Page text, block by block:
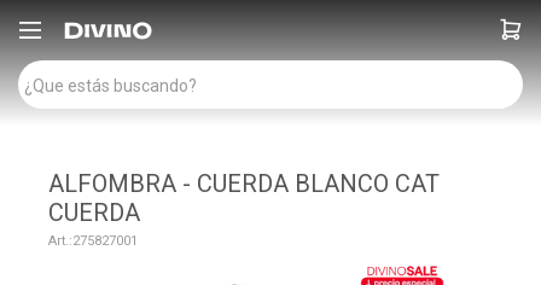

ALFOMBRA - CUERDA BLANCO CAT
CUERDA
275827001